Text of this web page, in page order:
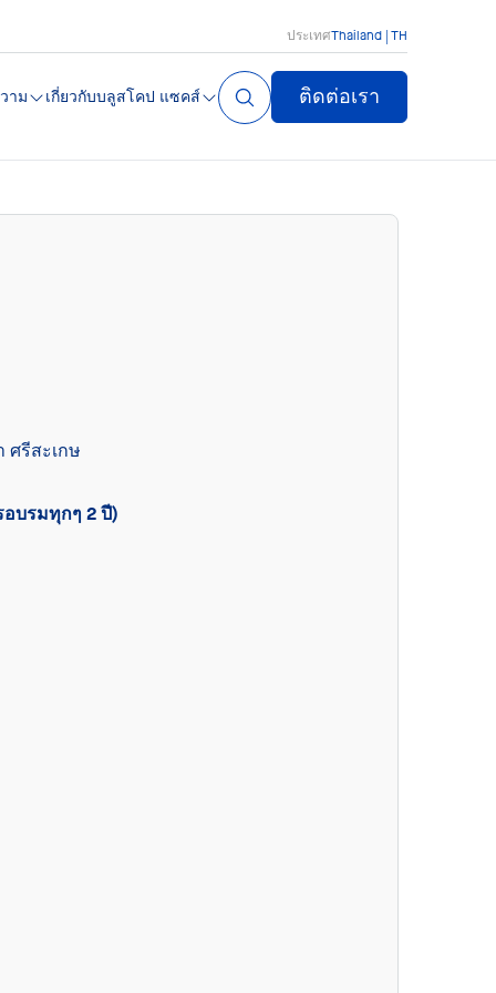
ประเทศThailand | TH
าม เกี่ยวกับบลูสโคป แซคส์ ติดต่อเรา
รีสะเกษ
บรมทุกๆ 2 ปี)